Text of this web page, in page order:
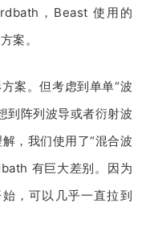
， Beast 使用的
案。
案。但考虑到单单“波
到阵列波导或者衍射波
，我们使用了“混合波
有巨大差别。因为
始，可以几乎一直拉到